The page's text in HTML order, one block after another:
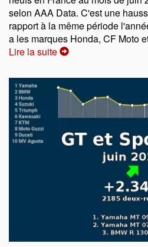
selon AAA Data. C'est une
rapport à la même période
a les marques Honda, CF Moto
Lire la suite